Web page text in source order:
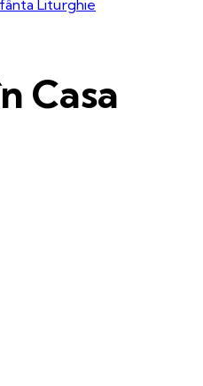
Liturghie
Casa